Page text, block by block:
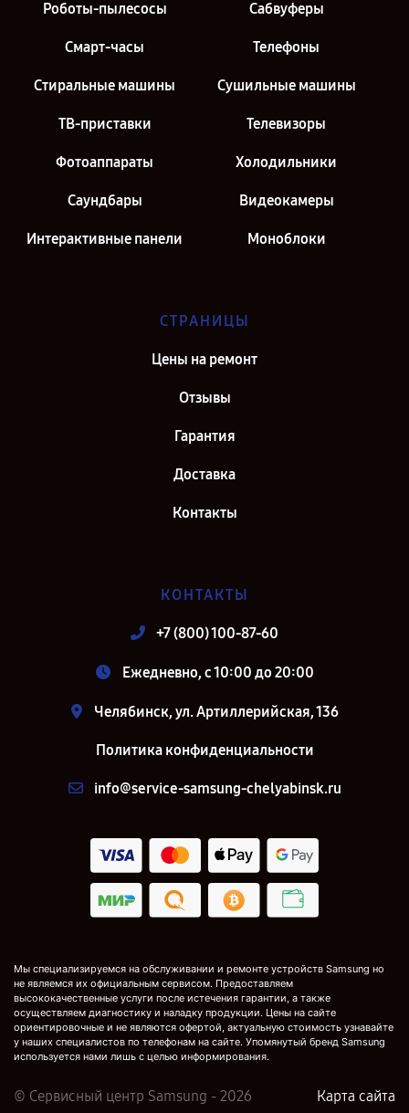
Роботы-пылесосы Сабвуферы
Смарт-часы Телефоны
Стиральные машины Сушильные машины
ТВ-приставки Телевизоры
Фотоаппараты Холодильники
Саундбары Видеокамеры
Интерактивные панели Моноблоки
СТРАНИЦЫ
Цены на ремонт
Отзывы
Гарантия
Доставка
Контакты
КОНТАКТЫ
+7 (800) 100-87-60
Ежедневно, с 10:00 до 20:00
Челябинск, ул. Артиллерийская, 136
Политика конфиденциальности
info@service-samsung-chelyabinsk.ru
Мы специализируемся на обслуживании и ремонте устройств Samsung но
не являемся их официальным сервисом. Предоставляем
высококачественные услуги после истечения гарантии, а также
осуществляем диагностику и наладку продукции. Цены на сайте
ориентировочные и не являются офертой, актуальную стоимость узнавайте
у наших специалистов по телефонам на сайте. Упомянутый бренд Samsung
используется нами лишь с целью информирования.
© Сервисный центр Samsung - 2026 Карта сайта